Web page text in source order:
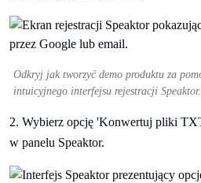
Odkryj jak tworzyć demo produktu za
intuicyjnego interfejsu rejestracji Speaktor.
2. Wybierz opcję 'Konwertuj pliki
w panelu Speaktor.